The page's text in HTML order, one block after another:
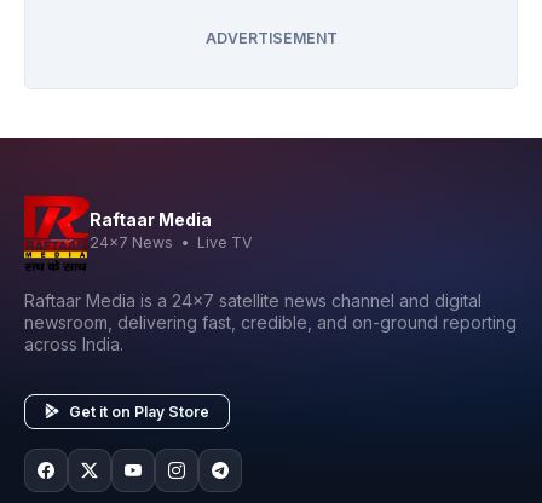
ADVERTISEMENT
Raftaar Media
24x7 News • Live TV
Raftaar Media is a 24x7 satellite news channel and digital
newsroom, delivering fast, credible, and on-ground reporting
across India.
Get it on Play Store